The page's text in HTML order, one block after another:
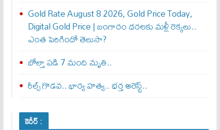
Gold Rate August 8 2026, Gold Price Today,
Digital Gold Price | బంగారం ధరలకు మళ్లీ రెక్కలు..
ఎంత పెరిగిందో తెలుసా?
బోల్తా పడి 7 మంది మృతి..
రీల్స్ గొడవ.. భార్య హత్య.. భర్త అరెస్ట్..
కెరీర్ :